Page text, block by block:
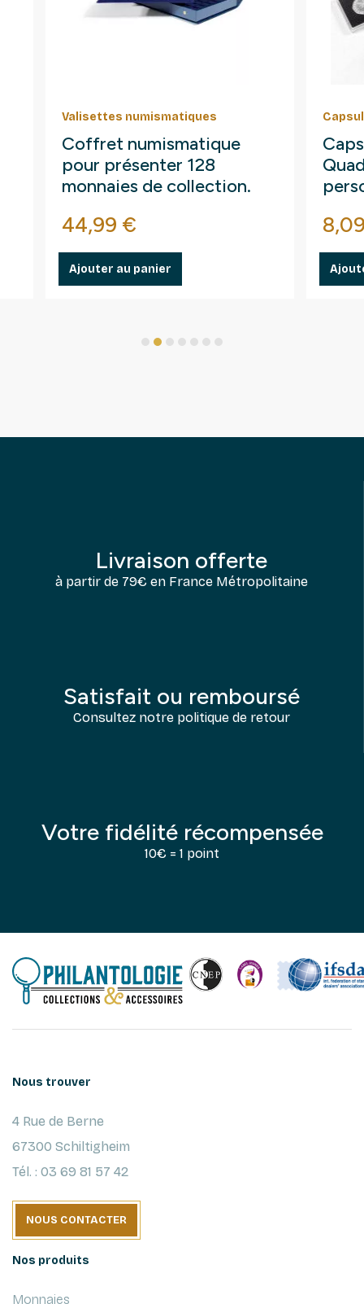
Valisettes numismatiques
Coffret numismatique
pour présenter 128
monnaies de collection.
Prix
44,99 €
Ajouter au panier
Prix
Livraison offerte
à partir de 79€ en France Métropolitaine
Satisfait ou remboursé
Consultez notre politique de retour
Votre fidélité récompensée
10€ = 1 point
Nous trouver
4 Rue de Berne
67300 Schiltigheim
Tél. : 03 69 81 57 42
NOUS CONTACTER
Nos produits
Monnaies